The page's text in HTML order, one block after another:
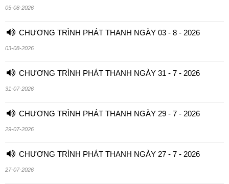
05-08-2026
CHƯƠNG TRÌNH PHÁT THANH NGÀY 03 - 8 - 2026
03-08-2026
CHƯƠNG TRÌNH PHÁT THANH NGÀY 31 - 7 - 2026
31-07-2026
CHƯƠNG TRÌNH PHÁT THANH NGÀY 29 - 7 - 2026
29-07-2026
CHƯƠNG TRÌNH PHÁT THANH NGÀY 27 - 7 - 2026
27-07-2026